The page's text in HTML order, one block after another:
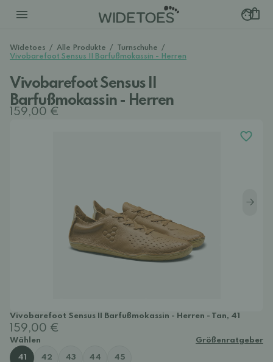
Widetoes / Alle Produkte / Turnschuhe /
Vivobarefoot Sensus II Barfußmokassin - Herren
Vivobarefoot Sensus II
Barfußmokassin - Herren
159,00 €
Vivobarefoot Sensus II Barfußmokassin - Herren - Tan, 41
159,00 €
Wählen Größenratgeber
41 42 43 44 45